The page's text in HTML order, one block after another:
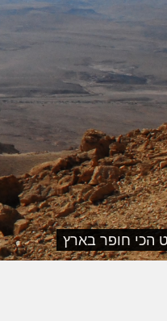
הכי חופר בארץ